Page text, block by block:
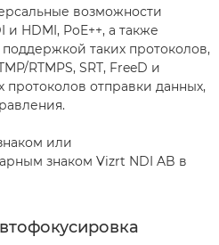
возможности
и HDMI, PoE++, а также
таких протоколов,
RTMPS, SRT, FreeD и
протоколов отправки данных,
или
знаком Vizrt NDI AB в